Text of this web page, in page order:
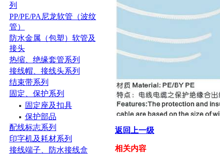
列
PP/PE/PA尼龙软管（波纹
管）
防水金属（包塑）软管及
接头
热缩、绝缘套管系列
接线帽、接线头系列
结束带系列
固定、保护系列
固定座及扣具
保护部品
配线标志系列
印字机及耗材系列
接线端子、防水接线盒
返回上一级
相关内容